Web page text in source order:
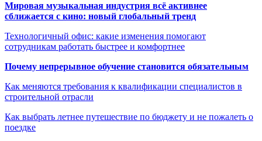
Мировая музыкальная индустрия всё активнее
сближается с кино: новый глобальный тренд
Технологичный офис: какие изменения помогают
сотрудникам работать быстрее и комфортнее
Почему непрерывное обучение становится обязательным
Как меняются требования к квалификации специалистов в
строительной отрасли
Как выбрать летнее путешествие по бюджету и не пожалеть о
поездке